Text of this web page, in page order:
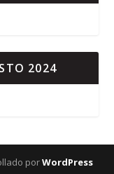
2024
porWordPress